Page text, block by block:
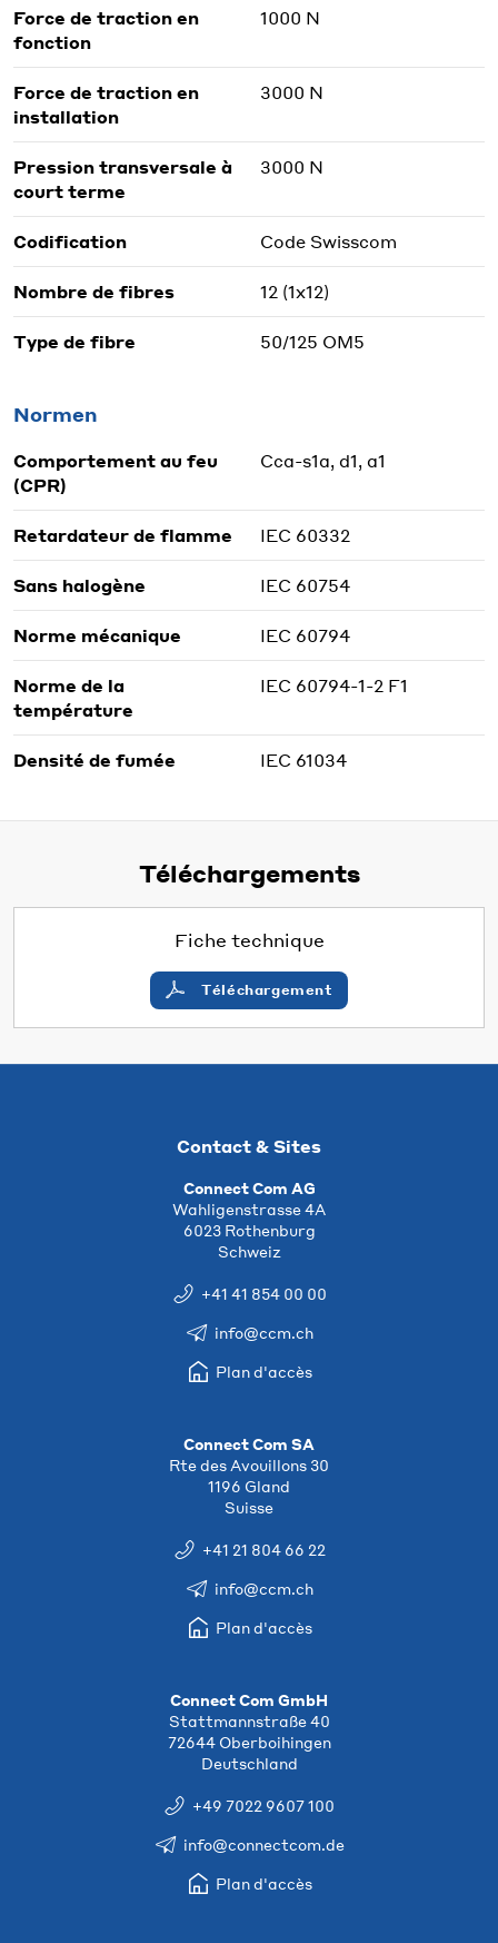
Force de traction en
fonction
1000 N
Force de traction en
installation
3000 N
Pression transversale à
court terme
3000 N
Codification Code Swisscom
Nombre de fibres 12 (1x12)
Type de fibre 50/125 OM5
Normen
Comportement au feu
(CPR)
Cca-s1a, d1, a1
Retardateur de flamme IEC 60332
Sans halogène IEC 60754
Norme mécanique IEC 60794
Norme de la
température
IEC 60794-1-2 F1
Densité de fumée IEC 61034
Téléchargements
Fiche technique
Téléchargement
Contact & Sites
Connect Com AG
Wahligenstrasse 4A
6023 Rothenburg
Schweiz
+41 41 854 00 00
info@ccm.ch
Plan d'accès
Connect Com SA
Rte des Avouillons 30
1196 Gland
Suisse
+41 21 804 66 22
info@ccm.ch
Plan d'accès
Connect Com GmbH
Stattmannstraße 40
72644 Oberboihingen
Deutschland
+49 7022 9607 100
info@connectcom.de
Plan d'accès